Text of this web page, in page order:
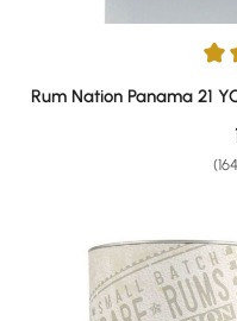
Durchschnittliche
Rum Nation Panama 21